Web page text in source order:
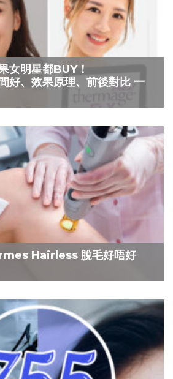
明星都BUY！
、效果原理、前後對比 一
Hairless 脫毛好唔好